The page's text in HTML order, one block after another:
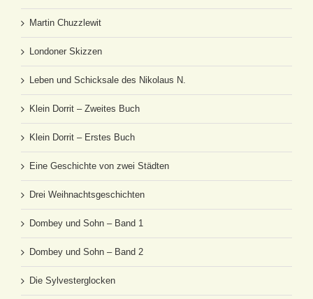
Martin Chuzzlewit
Londoner Skizzen
Leben und Schicksale des Nikolaus N.
Klein Dorrit – Zweites Buch
Klein Dorrit – Erstes Buch
Eine Geschichte von zwei Städten
Drei Weihnachtsgeschichten
Dombey und Sohn – Band 1
Dombey und Sohn – Band 2
Die Sylvesterglocken